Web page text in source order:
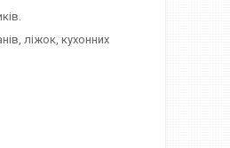
ліжок, кухонних